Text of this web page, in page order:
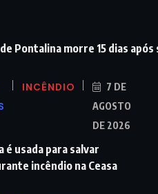
Pontalina morre 15 dias após
INCÊNDIO
7 DE
AGOSTO
DE 2026
é usada para salvar
incêndio na Ceasa